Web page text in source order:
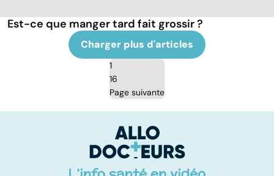
Est-ce que manger tard fait grossir ?
Charger plus d'articles
1
16
Page suivante